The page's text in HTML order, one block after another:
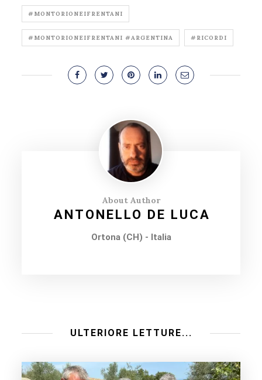
#MONTORIONEIFRENTANI
#MONTORIONEIFRENTANI #ARGENTINA #RICORDI
About Author
ANTONELLO DE LUCA
Ortona (CH) - Italia
ULTERIORE LETTURE...